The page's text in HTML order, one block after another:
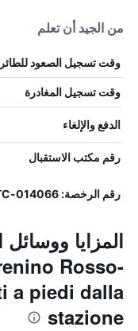
من الجيد أن تعلم
وقت تسجيل الصعود
وقت تسجيل المغادرة
الدفع والإلغاء
رقم مكتب الاستقبال
رقم الرخصة: 014066-LIM-00004, IT014066B4VIU539TC
Rosso-
a piedi dalla
stazione